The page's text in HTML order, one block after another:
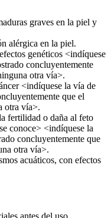
graves en la piel y
alérgica en la piel.
genéticos <indíquese
concluyentemente
otra vía>.
<indíquese la vía de
que el
otra vía>.
fertilidad o daña al feto
conoce> <indíquese la
concluyentemente que
otra vía>.
acuáticos, con efectos
antes del uso.